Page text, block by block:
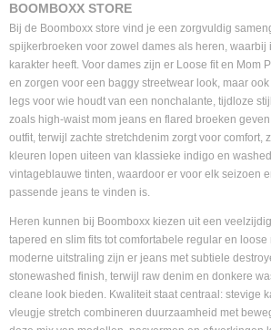
BOOMBOXX STORE
Bij de Boomboxx store vind je een zorgvuldig
spijkerbroeken voor zowel dames als heren, waarbij
karakter heeft. Voor dames zijn er Loose fit en Mom
en zorgen voor een baggy streetwear look, maar
legs voor wie houdt van een nonchalante, tijdloze
zoals high-waist mom jeans en flared broeken
outfit, terwijl zachte stretchdenim zorgt voor comfort,
kleuren lopen uiteen van klassieke indigo en
vintageblauwe tinten, waardoor er voor elk seizoen
passende jeans te vinden is.
Heren kunnen bij Boomboxx kiezen uit een
tapered en slim fits tot comfortabele regular en loose
moderne uitstraling zijn er jeans met subtiele
stonewashed finish, terwijl raw denim en donkere
cleane look bieden. Kwaliteit staat centraal: stevige
vleugje stretch combineren duurzaamheid met